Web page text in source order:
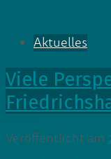
Aktuelles
Viele
Veröffentlicht am